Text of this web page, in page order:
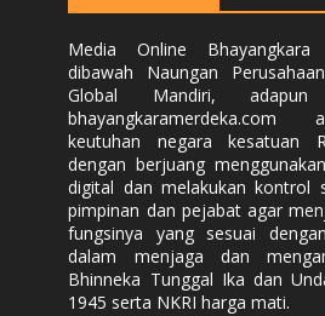
Media Online Bhayangkara
dibawah Naungan
Global Mandiri,
bhayangkaramerdeka.com
keutuhan negara kesatuan
dengan berjuang
digital dan melakukan kontrol
pimpinan dan pejabat agar
fungsinya yang sesuai
dalam menjaga dan
Bhinneka Tunggal Ika dan
1945 serta NKRI harga mati.